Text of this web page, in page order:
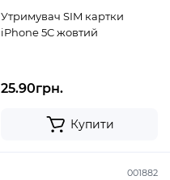
Утримувач SIM картки
iPhone 5C жовтий
25.90грн.
Купити
001882